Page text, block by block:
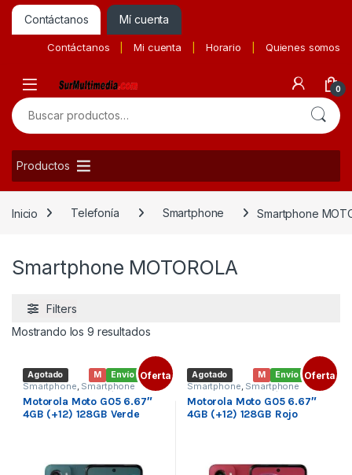
Contáctanos Mí cuenta
Contáctanos Mi cuenta Horario Quienes somos
0
Buscar por:
Productos
Inicio Telefonía Smartphone Smartphone
Smartphone MOTOROLA
Filters
Mostrando los 9 resultadosOrdenado por precio: bajo a alto
Envío gratis
M
Agotado Oferta
Smartphone, Smartphone
MOTOROLA Telefonía
Motorola Moto G05 6.67″
4GB (+12) 128GB Verde
Envío gratis
M
Agotado Oferta
Smartphone, Smartphone
MOTOROLA Telefonía
Motorola Moto G05 6.67″
4GB (+12) 128GB Rojo